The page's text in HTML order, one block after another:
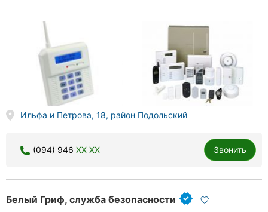
Ильфа и Петрова, 18, район Подольский
(094) 946 XX XX Звонить
Белый Гриф, служба безопасности